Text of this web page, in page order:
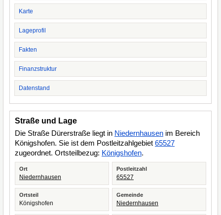
Karte
Lageprofil
Fakten
Finanzstruktur
Datenstand
Straße und Lage
Die Straße Dürerstraße liegt in Niedernhausen im Bereich
Königshofen. Sie ist dem Postleitzahlgebiet 65527
zugeordnet. Ortsteilbezug: Königshofen.
Ort
Niedernhausen
Postleitzahl
65527
Ortsteil
Königshofen
Gemeinde
Niedernhausen